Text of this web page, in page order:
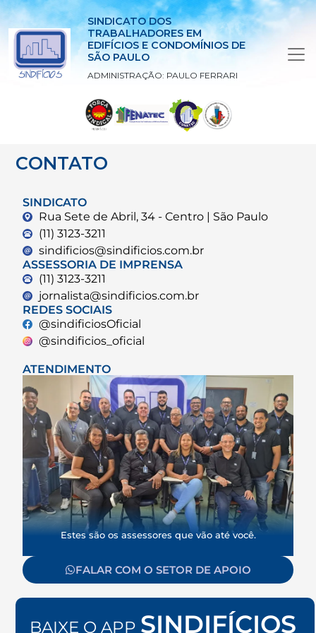
SINDICATO DOS
TRABALHADORES EM
EDIFÍCIOS E CONDOMÍNIOS DE
SÃO PAULO
ADMINISTRAÇÃO: PAULO FERRARI
CONTATO
SINDICATO
Rua Sete de Abril, 34 - Centro | São Paulo
(11) 3123-3211
sindificios@sindificios.com.br
ASSESSORIA DE IMPRENSA
(11) 3123-3211
jornalista@sindificios.com.br
REDES SOCIAIS
@sindificiosOficial
@sindificios_oficial
ATENDIMENTO
Estes são os assessores que vão até você.
FALAR COM O SETOR DE APOIO
BAIXE O APP SINDIFÍCIOS